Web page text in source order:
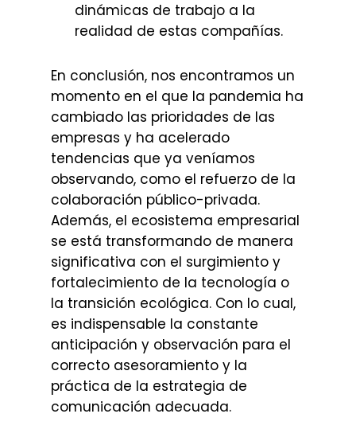
dinámicas de trabajo a la
realidad de estas compañías.
En conclusión, nos encontramos un
momento en el que la pandemia ha
cambiado las prioridades de las
empresas y ha acelerado
tendencias que ya veníamos
observando, como el refuerzo de la
colaboración público-privada.
Además, el ecosistema empresarial
se está transformando de manera
significativa con el surgimiento y
fortalecimiento de la tecnología o
la transición ecológica. Con lo cual,
es indispensable la constante
anticipación y observación para el
correcto asesoramiento y la
práctica de la estrategia de
comunicación adecuada.